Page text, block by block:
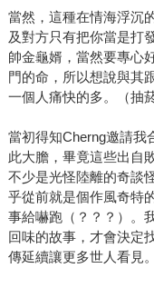
當然，這種在情海浮沉
及對方只有把你當是打
帥金龜婿，當然要專心
門的命，所以想說與其
一個人痛快的多。（抽
當初得知Cherng邀請我
此大膽，畢竟這些出自
不少是光怪陸離的奇談
乎從前就是個作風奇特
事給嚇跑（？？？）。
回味的故事，才會決定
傳延續讓更多世人看見。